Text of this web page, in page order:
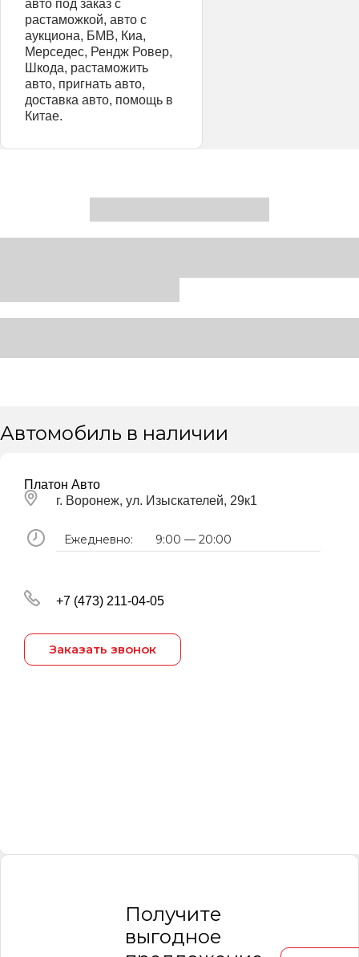
авто под заказ с
растаможкой, авто с
аукциона, БМВ, Киа,
Мерседес, Рендж Ровер,
Шкода, растаможить
авто, пригнать авто,
доставка авто, помощь в
Китае.
Автомобиль в наличии
Платон Авто
г. Воронеж, ул. Изыскателей, 29к1
Ежедневно: 9:00 — 20:00
+7 (473) 211-04-05
Заказать звонок
Получитe
выгодное